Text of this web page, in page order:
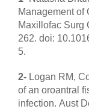
Management of
Maxillofac Surg
262. doi:
5.
2- Logan RM,
of an oroantral
infection. Aust